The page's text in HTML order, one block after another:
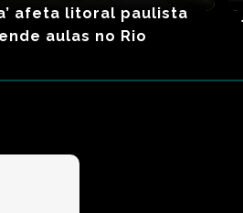
afeta litoral paulista
aulas no Rio